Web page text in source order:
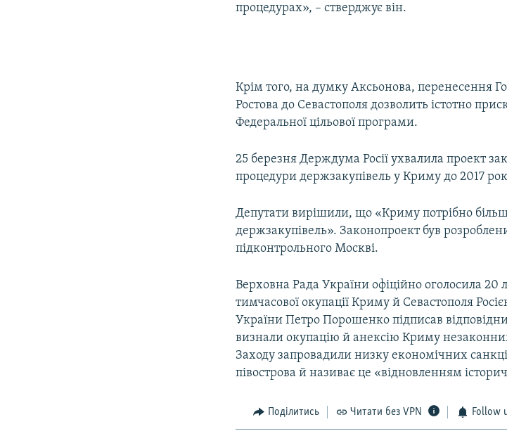
процедурах», – стверджує він.
Крім того, на думку Аксьонова, перенесення
Ростова до Севастополя дозволить істотно
Федеральної цільової програми.
25 березня Держдума Росії ухвалила проект
процедури держзакупівель у Криму до 2017
Депутати вирішили, що «Криму потрібно
держзакупівель». Законопроект був
підконтрольного Москві.
Верховна Рада України офіційно оголосила 20
тимчасової окупації Криму й Севастополя
України Петро Порошенко підписав
визнали окупацію й анексію Криму
Заходу запровадили низку економічних
півострова й називає це «відновленням
Поділитись Читати без VPN Follow